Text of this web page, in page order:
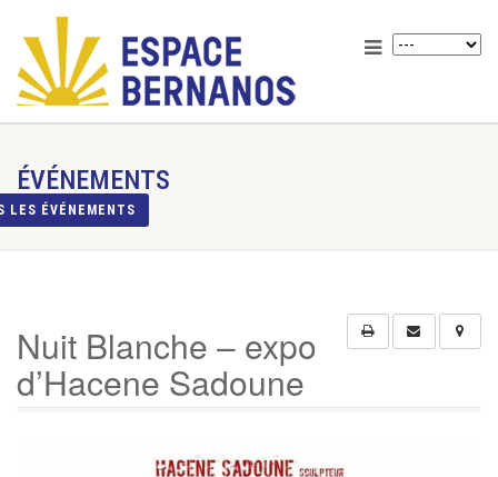
ÉVÉNEMENTS
LES ÉVÉNEMENTS
Nuit Blanche – expo
d’Hacene Sadoune